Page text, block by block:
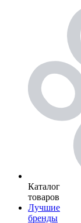
Каталог
товаров
Лучшие
бренды